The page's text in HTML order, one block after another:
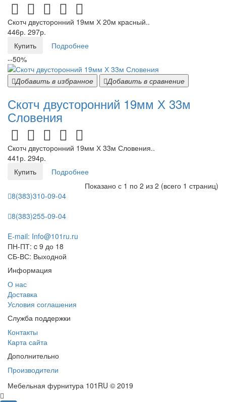
Скотч двусторонний 19мм Х 20м красный..
446р. 297р.
Купить
Подробнее
--50%
Добавить в избранное Добавить в сравнение
Скотч двусторонний 19мм Х 33м
Словения
Скотч двусторонний 19мм Х 33м Словения..
441р. 294р.
Купить
Подробнее
Показано с 1 по 2 из 2 (всего 1 страниц)
8(383)310-09-04
8(383)255-09-04
E-mail: Info@101ru.ru
ПН-ПТ: c 9 до 18
СБ-ВС: Выходной
Информация
О нас
Доставка
Условия соглашения
Служба поддержки
Контакты
Карта сайта
Дополнительно
Производители
Мебельная фурнитура 101RU © 2019